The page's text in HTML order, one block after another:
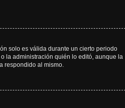
solo es válida durante un cierto periodo
la administración quién lo editó, aunque la
respondido al mismo.